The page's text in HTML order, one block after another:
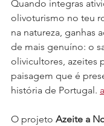
Quando integras
olivoturismo no teu
na natureza, ganhas
de mais genuíno: o
olivicultores, azeites
paisagem que é
história de Portugal.
O projeto Azeite a